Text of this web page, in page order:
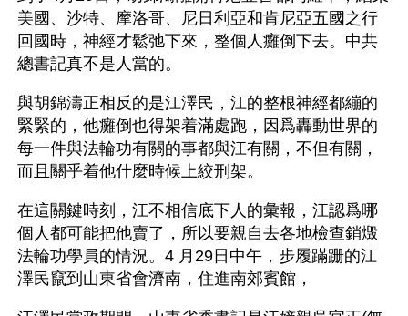
美國、沙特、摩洛哥、尼日利亞和肯尼亞五國之行
回國時，神經才鬆弛下來，整個人癱倒下去。中共
總書記真不是人當的。
與胡錦濤正相反的是江澤民，江的整根神經都繃的
緊緊的，他癱倒也得架着滿處跑，因爲轟動世界的
每一件與法輪功有關的事都與江有關，不但有關，
而且關乎着他什麼時候上絞刑架。
在這關鍵時刻，江不相信底下人的彙報，江認爲哪
個人都可能把他賣了，所以要親自去各地檢查銷燬
法輪功學員的情況。4 月29日中午，步履蹣跚的江
澤民竄到山東省會濟南，住進南郊賓館，